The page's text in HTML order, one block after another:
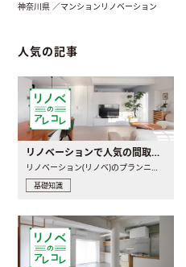
神奈川県 ／マンションリノベーション
人気の記事
リノベーションで人気の間取りとは？トレンドの間取りと実例を徹底解説
リノベーション(リノベ)のプランニングで一番最初に決めるのは..
基礎知識